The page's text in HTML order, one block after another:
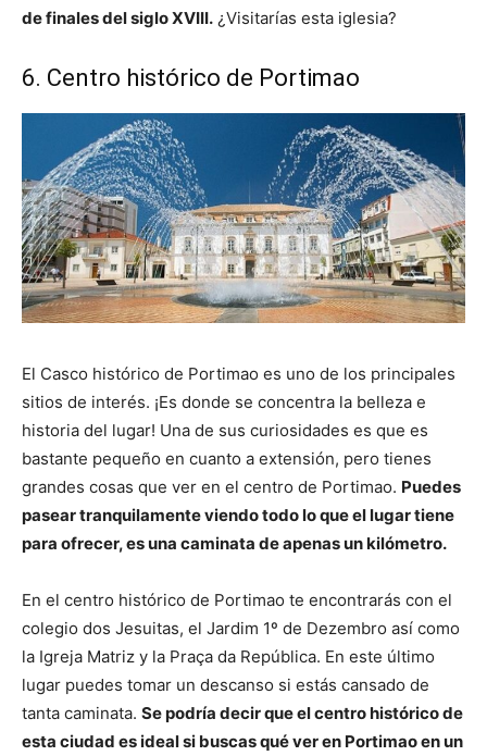
de finales del siglo XVIII. ¿Visitarías esta iglesia?
6. Centro histórico de Portimao
El Casco histórico de Portimao es uno de los principales
sitios de interés. ¡Es donde se concentra la belleza e
historia del lugar! Una de sus curiosidades es que es
bastante pequeño en cuanto a extensión, pero tienes
grandes cosas que ver en el centro de Portimao. Puedes
pasear tranquilamente viendo todo lo que el lugar tiene
para ofrecer, es una caminata de apenas un kilómetro.
En el centro histórico de Portimao te encontrarás con el
colegio dos Jesuitas, el Jardim 1º de Dezembro así como
la Igreja Matriz y la Praça da República. En este último
lugar puedes tomar un descanso si estás cansado de
tanta caminata. Se podría decir que el centro histórico de
esta ciudad es ideal si buscas qué ver en Portimao en un